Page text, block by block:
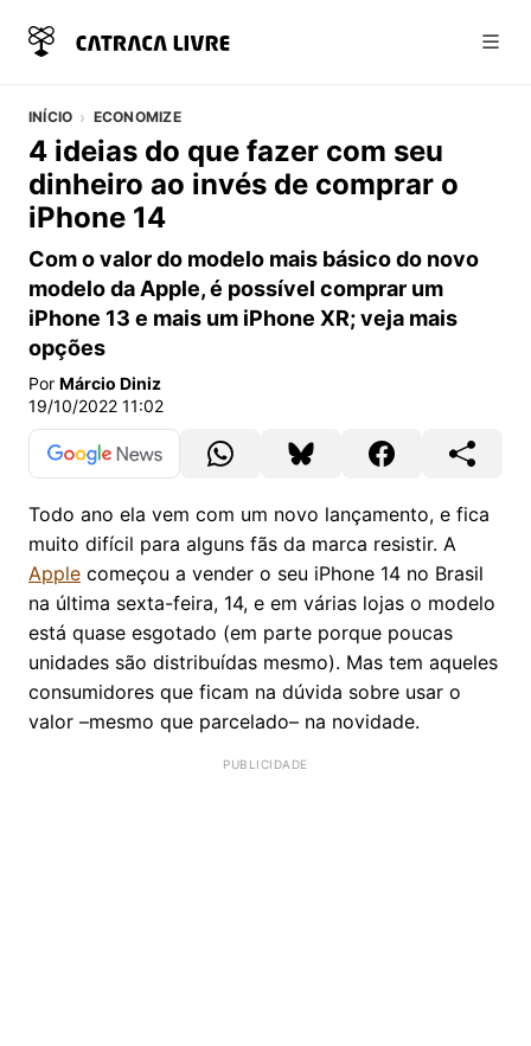
INÍCIO ECONOMIZE
4 ideias do que fazer com seu
dinheiro ao invés de comprar o
iPhone 14
Com o valor do modelo mais básico do novo
modelo da Apple, é possível comprar um
iPhone 13 e mais um iPhone XR; veja mais
opções
Por Márcio Diniz
19/10/2022 11:02
Todo ano ela vem com um novo lançamento, e fica
muito difícil para alguns fãs da marca resistir. A
Apple começou a vender o seu iPhone 14 no Brasil
na última sexta-feira, 14, e em várias lojas o modelo
está quase esgotado (em parte porque poucas
unidades são distribuídas mesmo). Mas tem aqueles
consumidores que ficam na dúvida sobre usar o
valor –mesmo que parcelado– na novidade.